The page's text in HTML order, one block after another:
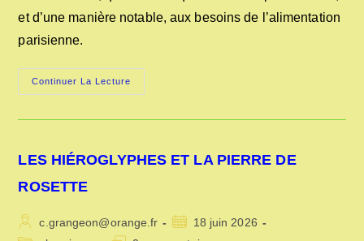
et d’une manière notable, aux besoins de l’alimentation
parisienne.
Continuer La Lecture
DE
LES HIÉROGLYPHES ET LA PIERRE DE
ROSETTE
Auteur/autrice
c.grangeon@orange.fr
Publication
18 juin 2026